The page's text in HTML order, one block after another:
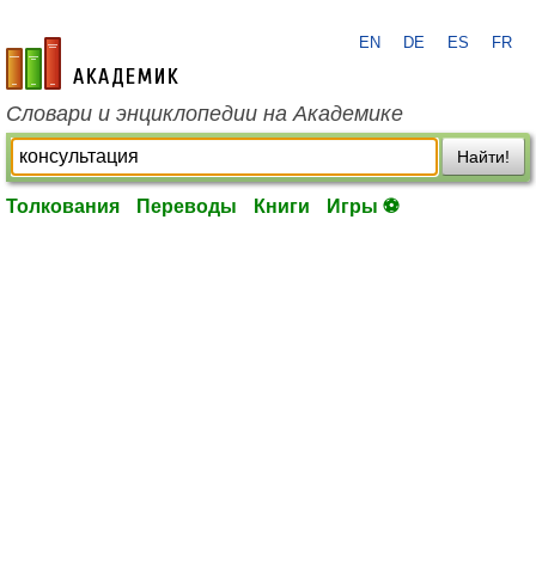
academic.ru
EN DE ES FR
Словари и энциклопедии на Академике
Найти!
Толкования Переводы Книги Игры ⚽